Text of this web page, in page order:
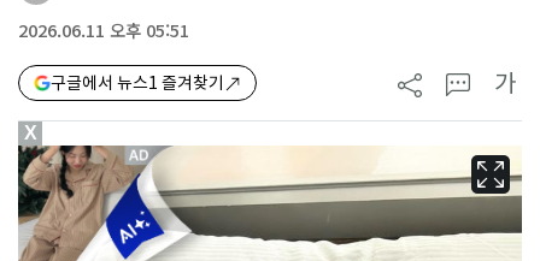
2026.06.11 오후 05:51
구글에서 뉴스1 즐겨찾기 가
X